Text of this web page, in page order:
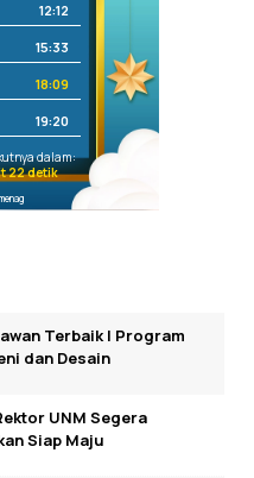
12:12
15:33
18:09
19:20
dalam:
22 detik
Terbaik I Program
dan Desain
UNM Segera
Siap Maju